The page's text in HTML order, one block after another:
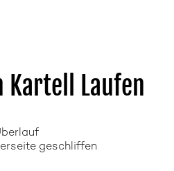
Kartell Laufen
geschliffen